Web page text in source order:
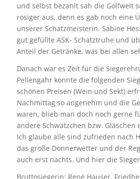
und selbst bezahlt sah die Golfwelt
rosiger aus, denn es gab noch eine
unserer Schatzmeisterin. Sabine
gut gefüllte ASK- Schatztruhe und
Anteil der Getränke, was bei allen
Danach war es Zeit für die
Pellengahr konnte die folgenden
schönen Preisen (Wein und Sekt)
Nachmittag so angenehm und die
waren, blieb man doch noch gerne
andere Schwätzchen bzw. Gläschen
Ich glaube alle sind zufrieden nach
das große Donnerwetter und der
auch erst nachts. Und hier die
Bruttosiegerin: René Hauser,